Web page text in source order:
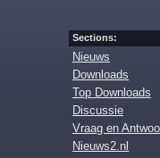
Sections:
Nieuws
Downloads
Top Downloads
Discussie
Vraag en
Nieuws2.nl